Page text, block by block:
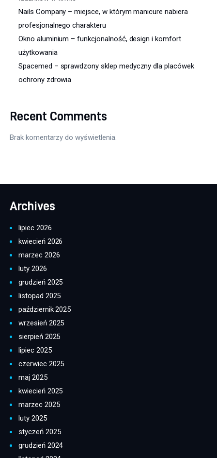
Nails Company – miejsce, w którym manicure nabiera
profesjonalnego charakteru
Okno aluminium – funkcjonalność, design i komfort
użytkowania
Spacemed – sprawdzony sklep medyczny dla placówek
ochrony zdrowia
Recent Comments
Brak komentarzy do wyświetlenia.
Archives
lipiec 2026
kwiecień 2026
marzec 2026
luty 2026
grudzień 2025
listopad 2025
październik 2025
wrzesień 2025
sierpień 2025
lipiec 2025
czerwiec 2025
maj 2025
kwiecień 2025
marzec 2025
luty 2025
styczeń 2025
grudzień 2024